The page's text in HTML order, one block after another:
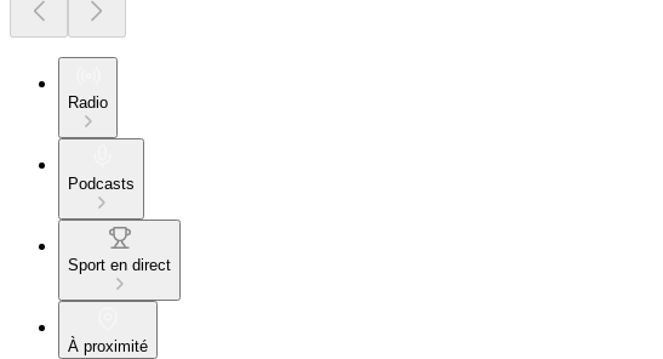
Radio
Podcasts
Sport en direct
À proximité